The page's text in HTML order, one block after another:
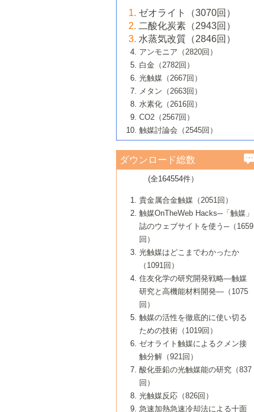
大学：オンライン・対面開催）
6号 メタン転換技術の最新動向
B号 第125回触媒討論会（2020年・工学
院大学）
5号 固体触媒による含窒素有機化合物変
換の最前線
6号 貴金属使用量低減に向けた自動車排
ガス浄化触媒の開発
B号 第123回触媒討論会（2019年・大阪
B号 第121回触媒討論会（2018年・東京
大学）
5号 水素のふるまいを解き明かす最先端
研究
6号 低級アルカンの有効利用のための触
媒技術
B号 第119回触媒討論会（2017年・首都
大学東京）
媒技術
3号 触媒研究の最先端～とびたて若き研究
者たち～（1）
4号 触媒研究の最先端～とびたて若き研究
者たち～（2）
5号 触媒研究の最先端～とびたて若き研究
者たち～（3）
6号 イオニクス材料と燃料電池・電解合成
の最新の研究動向
B号 第117回触媒討論会（2016年・大阪府
立大学）
2号 石油精製用触媒の最近の進展
3号 固体酸化物形燃料電池（SOFC）におけ
るアノード触媒上での燃料直接改質技術
4号 コアシェル構造の制御による触媒機能
5号 工業触媒およびその周辺技術の最近の
進歩
6号 ナノシート
B号 第115回触媒討論会（2015年・成蹊大
2号 光触媒反応機構に関する最新の研究動
向
開発動向
4号 人工光合成に向けた近年のアプローチ
5号 未利用熱エネルギーの有効活用に貢献
する触媒技術
6号 ポリオキソメタレート
B号 第113回触媒討論会（2014年・ロワジ
ールホテル豊橋）
1号 高耐久性燃料電池システム用触媒にお
ける新展開
2号 リビングラジカル重合の最近の動向
3号 天然ガスの化学工業的展開に関する触
媒技術
4号 貴金属触媒の精密構造制御とその活用
5号 バイオマス化成品製造のための固体触
6号 ナノ空間─吸着状態解析から新機能開拓
B号 第111回触媒討論会（2013年・関西大
▼54巻（2012年）
1号 規則性多孔体の利用技術における最近
の進歩
2号 第109回触媒討論会
3号 貴金属低減技術の最新動向
4号 貴金属代替技術の最新動向
5号 光触媒による物質変換反応の新展開
6号 グラフェン
7号 水素を利用する化成品合成の新潮流
▼53巻（2011年）
1号 金属学から見る合金触媒の新展開
2号 第107回触媒討論会
3号 触媒のその場観察法の進歩（１）
4号 触媒のその場観察法の進歩（２）
5号 不活性結合の触媒的活性化による有機
合成
6号 新しい固体酸触媒技術
7号 ゼオライト合成における最近の進歩
▼52巻（2010年）
1号 触媒の劣化対策と長寿命触媒開発
2号 第105回触媒討論会
3号 ナノ構造が拓く新機能
4号 活性サイトおよびその環境の精密な設
計による触媒の高機能化
5号 触媒を有効に使うための技術
7号 有機分子触媒による精密有機合成
8号 高機能化ポリオレフィンに向けた重合
触媒の最近の進展
1号 炭素材料－熱い注目を集める材料－
2号 第103回触媒討論会
3号 環境浄化用光触媒の現状と課題
4号 水素社会の実現に向けた水素製造・貯
蔵技術の進歩
5号 CO2が関わる触媒・材料
7号 持続可能社会実現のための触媒および
触媒関連技術
▼50巻（2008年）
1号 触媒化学と学会のこの10年，半世紀，
そして未来
2号 第101回触媒討論会
4号 錯体を利用したユニークな表面構造の
構築と機能
5号 若手会員による触媒研究の未来展望1：
企業編
6号 第102回触媒討論会
7号 触媒・化学反応における計算化学の進
8号 若手研究者による触媒研究の未来展望
2：大学・研究所編
▼49巻（2007年）
1号 含フッ素化合物の合成と触媒
2号 第99回触媒討論会
3号 実用的ファインケミカル合成プロセス
を実現する触媒
5号 こんな物質，あんな物質―新たな触媒
の可能性―
7号 『結晶の化学』を活かした触媒研究
8号 イオン液体の応用
▼48巻（2006年）
1号 固体酸触媒の最近の進歩
2号 第97回触媒討論会
3号 リビング重合触媒の最近の展開
5号 水素製造・貯蔵のための触媒技術の新
しい展開
6号 第98回触媒討論会
7号 基礎化学品製造の触媒技術
8号 多機能型リアクター
1号 最近の触媒担体とその効果
2号 第95回触媒討論会
4号 水分解用光触媒材料
5号 時間分解分光の進歩と応用
6号 第96回触媒討論会
8号 超臨界流体を用いた化学プロセスの新
▼46巻（2004年）
1号 部分酸化反応触媒の最前線
2号 第93回触媒討論会
3号 特殊エネルギー場の触媒反応
4号 生体内における金属の触媒作用
5号 ファインケミカルズの展開に寄与する
6号 第94回触媒討論会
7号 サブナノレベルでみた新しい表面現象
8号 オレフィン重合触媒の新たな展
▼45巻（2003年）
1号 なぜこの触媒が良いのか？
2号 第91回触媒討論会
3号 最近の自動車排ガス処理技術
4号 触媒研究の現状と将来─第90回触媒討論
5号 基礎化学品製造の触媒技術
6号 第92回触媒討論会
7号 基礎化学品製造の触媒技術
8号 資源の循環と触媒技術
▼44巻（2002年）
1号 高次制御された触媒の化学
2号 第89回触媒討論会
3号 触媒を利用した電気化学の新展開
4号 ナノ材料の調製と機能化
5号 こんな触媒が欲しい
6号 第90回触媒討論会
7号 触媒研究と学術雑誌/情報
8号 若い世代からみた触媒化学の現状と未
▼43巻（2001年）
1号 グリーンケミストリーと触媒
2号 第87回触媒討論会特集号
3号 生体触媒とバイオプロセス
4号 水素製造・利用の触媒化学
5号 触媒研究における新しい切り口：コン
ビナトリアルケミストリー
6号 第88回触媒討論会特集号
7号 企業における触媒研究のブレークスル
8号 この材料を触媒として使ってみません
▼42巻（2000年）
1号 触媒反応工学の明日を拓く
2号 第85回触媒討論会
3号 反応ダイナミクス
5号 触媒のおもしろさをどのように伝える
6号 第86回触媒討論会
7号 水素化精製触媒の新しい展開
8号 新しい反応性と機能性を目指した金属
クラスタ-化学
▼41巻（1999年）
1号 孔、穴、あな?-特異な空間とその利用-
2号 第83回触媒討論会
3号 均一系触媒反応最前線
4号 実用炭素材料の新展開
5号 研究の方法論を考える
7号 機能性金属材料と触媒
8号 触媒研究へのNMRの応用と展望
▼40巻（1998年）
進展と21世紀への提言/創立40周年記念・触
媒学会この10年の歩みとこれから/創立40周
2号 第81回触媒討論会
3号 計算機触媒化学へのさそい
4号 触媒劣化の制御と予測
5号 最新の実用プロセスと触媒
6号 第82回触媒討論会
1号 均一系と不均一系触媒反応-その特徴と
接点
2号 第79回触媒討論会
3号 最新NO除去触媒の実用化研究
4号 新しい反応場を目指した触媒調製
5号 反応・分離技術の新しい展開
6号 第80回触媒討論会
▼38巻（1996年）
1号 触媒の構造と触媒作用/C1化学を中心と
する21世紀への触媒
3号 オリンピックメダル:金・銀・銅はどん
な触媒作用を示すか
4号 触媒作用における機能の複合化
▼37巻（1995年）
1号 ファインケミカルズと固体触媒
2号 第75回触媒討論会
3号 希土類を利用した触媒
4号 触媒とリサイクル
5号 エネルギー変換触媒
▼36巻（1994年）
1号 電気化学と触媒
2号 第73回触媒討論会
3号 C4化学の展開
4号 《通常号》
▼35巻（1993年）
1号 工業触媒開発マニュアル―探索から工
業化まで
2号 第71回触媒討論会
▼34巻（1992年）
1号 インパクトを与えたこの研究
2号 第69回触媒討論会
▼33巻（1991年）
1号 触媒プロセス開発マニュアル―探索か
▼32巻（1990年）
ゼオライト（3070回）
二酸化炭素（2943回）
水蒸気改質（2846回）
アンモニア（2820回）
白金（2782回）
光触媒（2667回）
メタン（2663回）
水素化（2616回）
CO2（2567回）
触媒討論会（2545回）
ダウンロード総数
(全164554件）
貴金属合金触媒（2051回）
触媒OnTheWeb Hacks─「触媒」
誌のウェブサイトを使う─（1659
回）
光触媒はどこまでわかったか
（1091回）
住友化学の研究開発戦略―触媒
研究と高機能材料開発―（1075
回）
触媒の活性を徹底的に使い切る
ための技術（1019回）
ゼオライト触媒によるクメン接
触分解（921回）
酸化亜鉛の光触媒能の研究（837
回）
光触媒反応（826回）
急速加熱急速冷却法による十面